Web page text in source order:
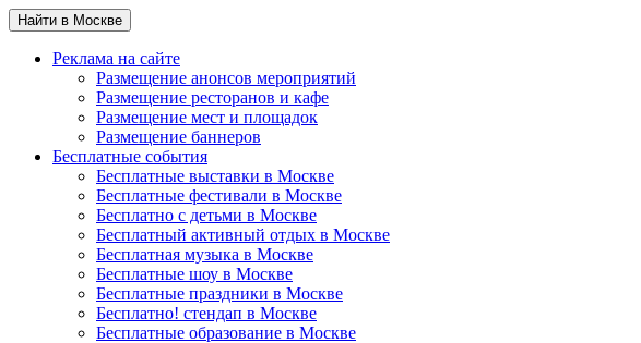
Найти в Москве
Реклама на сайте
Размещение анонсов мероприятий
Размещение ресторанов и кафе
Размещение мест и площадок
Размещение баннеров
Бесплатные события
Бесплатные выставки в Москве
Бесплатные фестивали в Москве
Бесплатно с детьми в Москве
Бесплатный активный отдых в Москве
Бесплатная музыка в Москве
Бесплатные шоу в Москве
Бесплатные праздники в Москве
Бесплатно! стендап в Москве
Бесплатные образование в Москве